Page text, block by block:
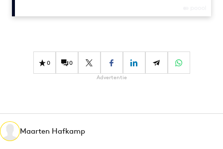
Diversiteit
Interne communicatie
Martech
Media
0 0
Advertentie
Maarten Hafkamp